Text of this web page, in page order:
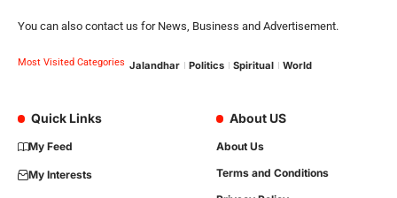
You can also contact us for News, Business and Advertisement.
Most Visited Categories Jalandhar Politics Spiritual World
Quick Links
My Feed
My Interests
About US
About Us
Terms and Conditions